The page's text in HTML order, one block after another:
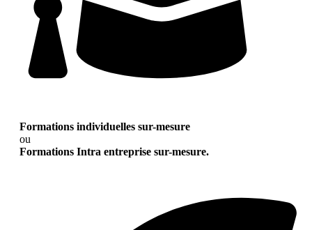
Formations individuelles sur-mesure
ou
Formations Intra entreprise sur-mesure.